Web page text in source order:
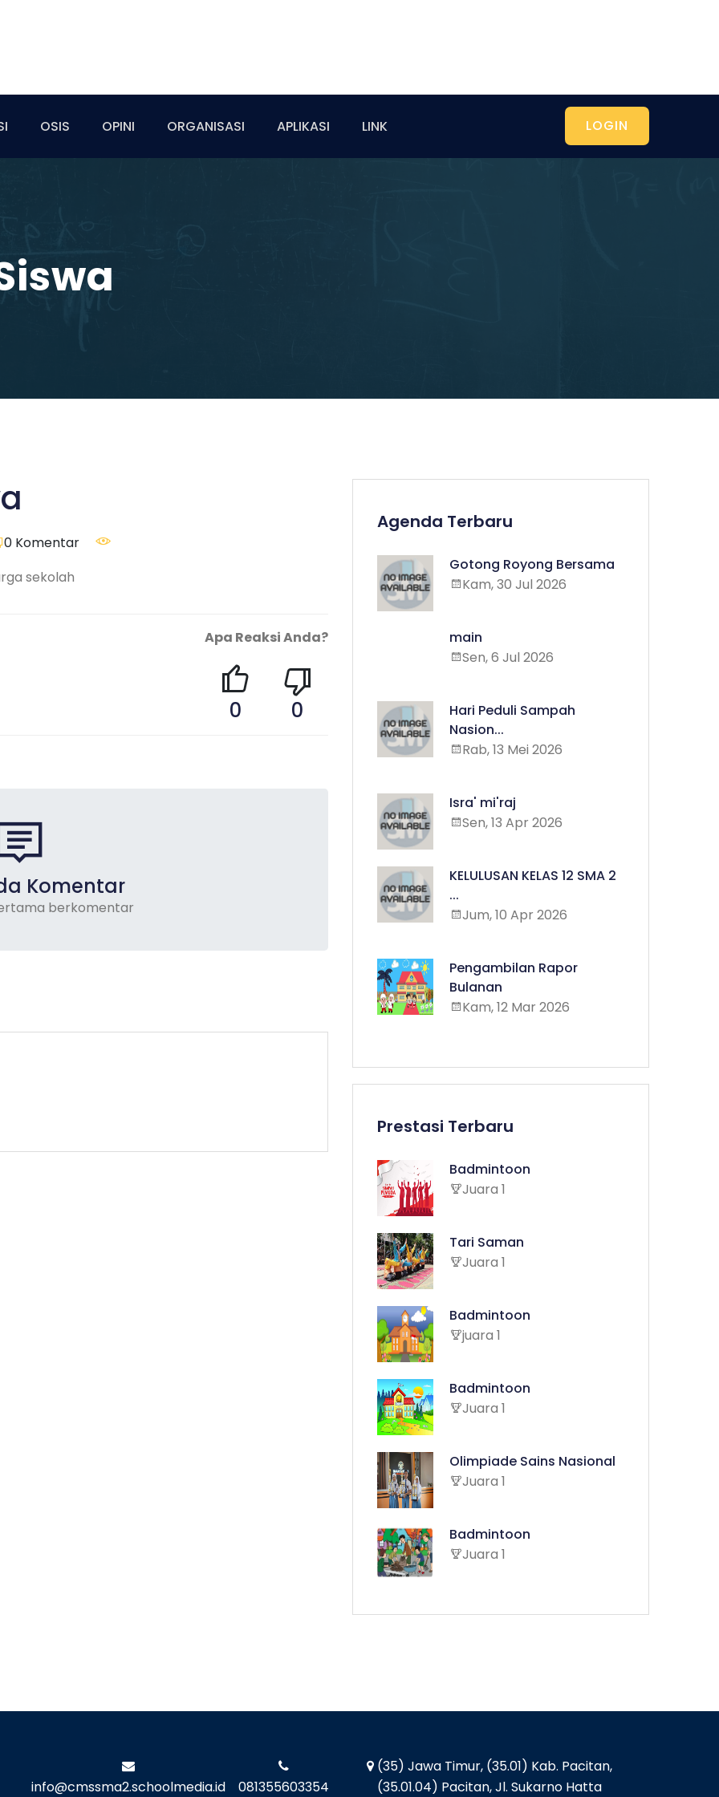
OSIS OPINI ORGANISASI APLIKASI LINK LOGIN
0 Komentar
sekolah
Apa Reaksi Anda?
0 0
Komentar
berkomentar
Agenda Terbaru
Gotong Royong Bersama
Kam, 30 Jul 2026
main
Sen, 6 Jul 2026
Hari Peduli Sampah
Nasion...
Rab, 13 Mei 2026
Isra' mi'raj
Sen, 13 Apr 2026
KELULUSAN KELAS 12 SMA 2
...
Jum, 10 Apr 2026
Pengambilan Rapor
Bulanan
Kam, 12 Mar 2026
Prestasi Terbaru
Badmintoon
Juara 1
Tari Saman
Juara 1
Badmintoon
juara 1
Badmintoon
Juara 1
Olimpiade Sains Nasional
Juara 1
Badmintoon
Juara 1
info@cmssma2.schoolmedia.id 081355603354
(35) Jawa Timur, (35.01) Kab. Pacitan,
(35.01.04) Pacitan, Jl. Sukarno Hatta